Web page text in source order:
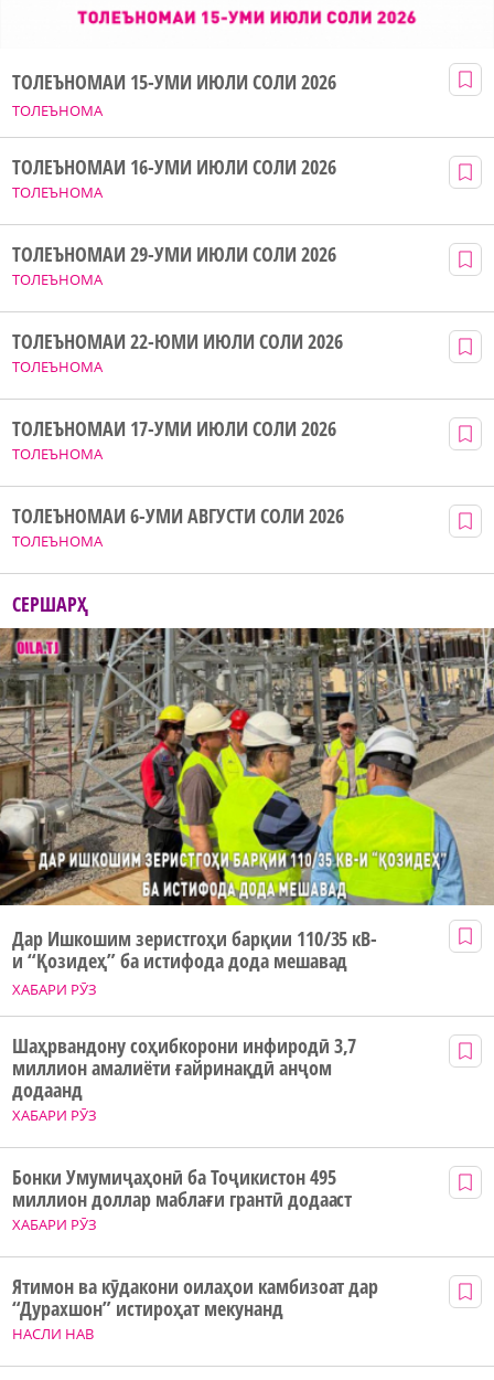
ТОЛЕЪНОМА
ТОЛЕЪНОМАИ 15-УМИ ИЮЛИ СОЛИ 2026
ТОЛЕЪНОМА
ТОЛЕЪНОМАИ 16-УМИ ИЮЛИ СОЛИ 2026
ТОЛЕЪНОМА
ТОЛЕЪНОМАИ 29-УМИ ИЮЛИ СОЛИ 2026
ТОЛЕЪНОМА
ТОЛЕЪНОМАИ 22-ЮМИ ИЮЛИ СОЛИ 2026
ТОЛЕЪНОМА
ТОЛЕЪНОМАИ 17-УМИ ИЮЛИ СОЛИ 2026
ТОЛЕЪНОМА
ТОЛЕЪНОМАИ 6-УМИ АВГУСТИ СОЛИ 2026
СЕРШАРҲ
ХАБАРИ РӮЗ
Дар Ишкошим зеристгоҳи барқии 110/35 кВ-
и “Қозидеҳ” ба истифода дода мешавад
ХАБАРИ РӮЗ
Шаҳрвандону соҳибкорони инфиродӣ 3,7
миллион амалиёти ғайринақдӣ анҷом
додаанд
ХАБАРИ РӮЗ
Бонки Умумиҷаҳонӣ ба Тоҷикистон 495
миллион доллар маблағи грантӣ додааст
НАСЛИ НАВ
Ятимон ва кӯдакони оилаҳои камбизоат дар
“Дурахшон” истироҳат мекунанд